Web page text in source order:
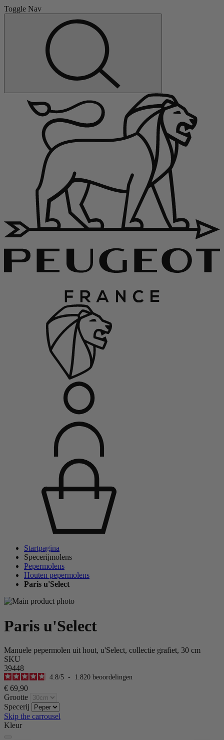
Toggle Nav
Startpagina
Specerijmolens
Pepermolens
Houten pepermolens
Paris u'Select
Paris u'Select
Manuele pepermolen uit hout, u'Select, collectie grafiet, 30 cm
SKU
39448
4.8/5 - 1.820 beoordelingen
€ 69,90
Grootte
Specerij
Skip the carrousel
Kleur